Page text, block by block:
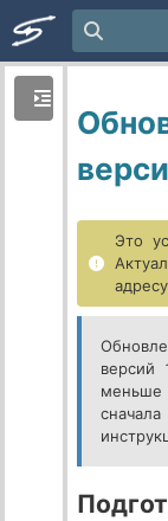
Это
адресу
меньше